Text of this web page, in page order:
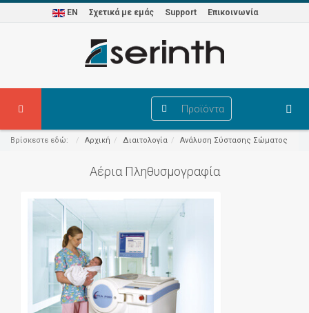
EN Σχετικά με εμάς Support Επικοινωνία
Προϊόντα
Βρίσκεστε εδώ: Αρχική Διαιτολογία Ανάλυση Σύστασης Σώματος
Αέρια Πληθυσμογραφία